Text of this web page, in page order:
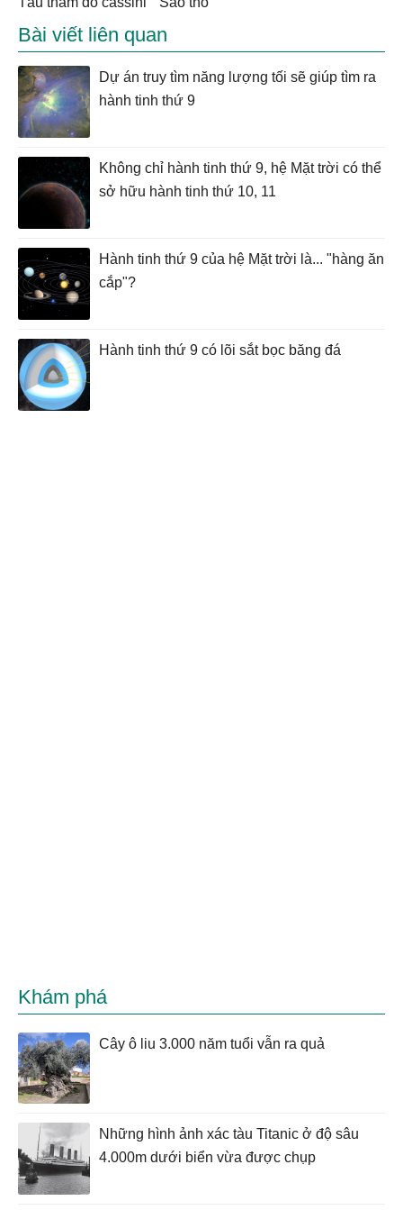
Bài viết liên quan
Dự án truy tìm năng lượng tối sẽ giúp tìm ra
hành tinh thứ 9
Không chỉ hành tinh thứ 9, hệ Mặt trời có thể
sở hữu hành tinh thứ 10, 11
Hành tinh thứ 9 của hệ Mặt trời là... "hàng ăn
cắp"?
Hành tinh thứ 9 có lõi sắt bọc băng đá
Khám phá
Cây ô liu 3.000 năm tuổi vẫn ra quả
Những hình ảnh xác tàu Titanic ở độ sâu
4.000m dưới biển vừa được chụp